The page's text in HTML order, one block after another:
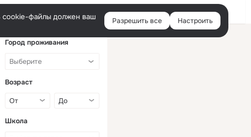
Войти
cookie-файлы должен ваш
Разрешить все Настроить
Город проживания
Возраст
Школа